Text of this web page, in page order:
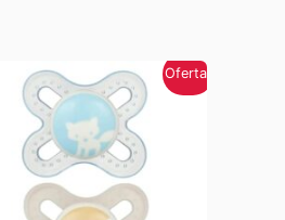
Oferta!